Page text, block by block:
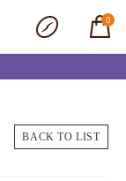
0
BACK TO LIST